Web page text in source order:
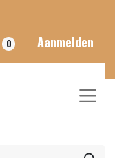
0 Aanmelden